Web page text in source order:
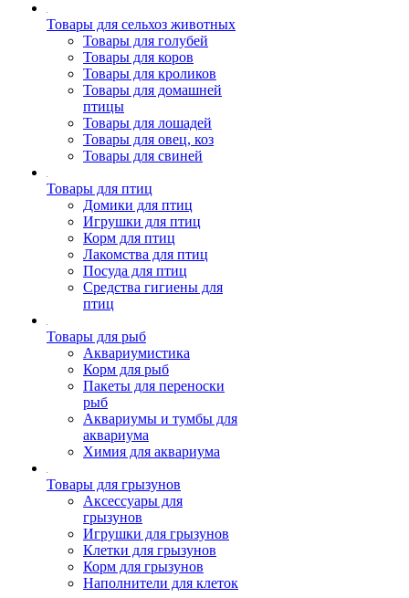
Товары для сельхоз животных
Товары для голубей
Товары для коров
Товары для кроликов
Товары для домашней
птицы
Товары для лошадей
Товары для овец, коз
Товары для свиней
Товары для птиц
Домики для птиц
Игрушки для птиц
Корм для птиц
Лакомства для птиц
Посуда для птиц
Средства гигиены для
птиц
Товары для рыб
Аквариумистика
Корм для рыб
Пакеты для переноски
рыб
Аквариумы и тумбы для
аквариума
Химия для аквариума
Товары для грызунов
Аксессуары для
грызунов
Игрушки для грызунов
Клетки для грызунов
Корм для грызунов
Наполнители для клеток